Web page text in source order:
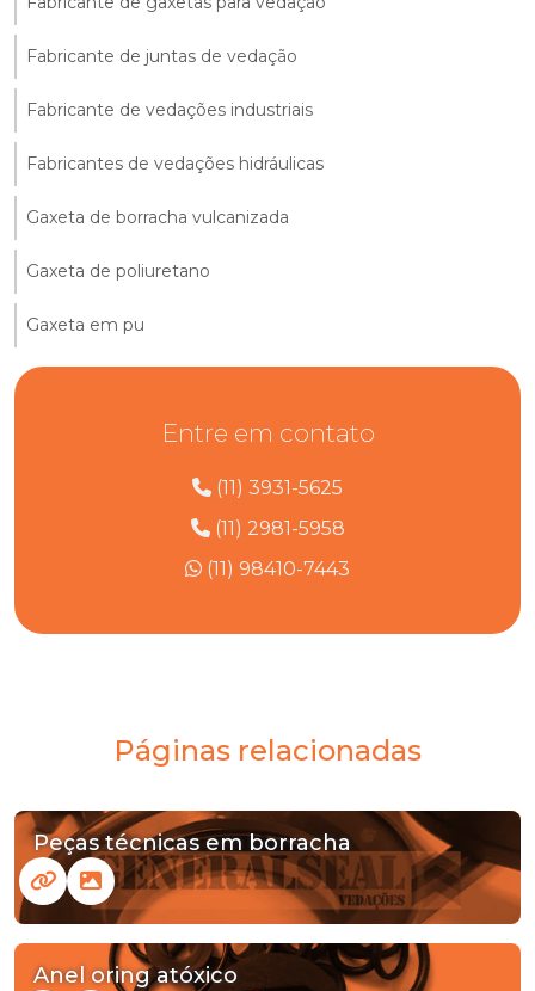
Fabricante de juntas de vedação
Fabricante de vedações industriais
Fabricantes de vedações hidráulicas
Gaxeta de borracha vulcanizada
Gaxeta de poliuretano
Gaxeta em pu
Entre em contato
(11) 3931-5625
(11) 2981-5958
(11) 98410-7443
Páginas relacionadas
Peças técnicas em borracha
Anel oring atóxico